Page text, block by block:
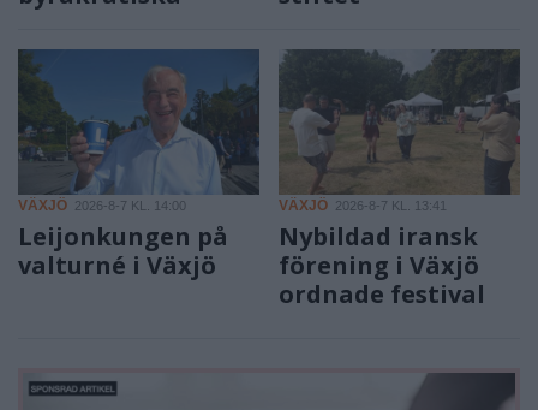
VÄXJÖ 2026-8-7 KL. 14:00
Leijonkungen på
valturné i Växjö
VÄXJÖ 2026-8-7 KL. 13:41
Nybildad iransk
förening i Växjö
ordnade festival